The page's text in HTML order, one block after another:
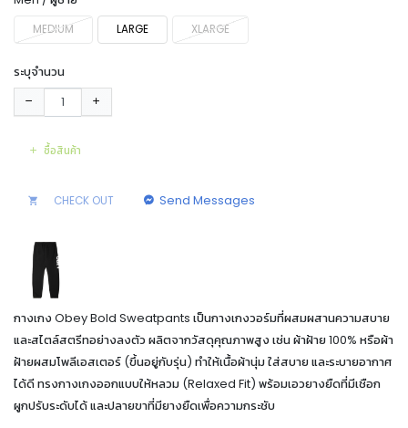
MEDIUM LARGE XLARGE
ระบุจำนวน
ซื้อสินค้า
CHECK OUT Send Messages
กางเกง Obey Bold Sweatpants เป็นกางเกงวอร์มที่ผสมผสานความสบาย
และสไตล์สตรีทอย่างลงตัว ผลิตจากวัสดุคุณภาพสูง เช่น ผ้าฝ้าย 100% หรือผ้า
ฝ้ายผสมโพลีเอสเตอร์ (ขึ้นอยู่กับรุ่น) ทำให้เนื้อผ้านุ่ม ใส่สบาย และระบายอากาศ
ได้ดี ทรงกางเกงออกแบบให้หลวม (Relaxed Fit) พร้อมเอวยางยืดที่มีเชือก
ผูกปรับระดับได้ และปลายขาที่มียางยืดเพื่อความกระชับ